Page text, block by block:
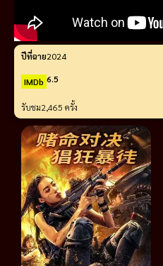
ปีที่ฉาย2024
IMDb 6.5
รับชม2,465 ครั้ง